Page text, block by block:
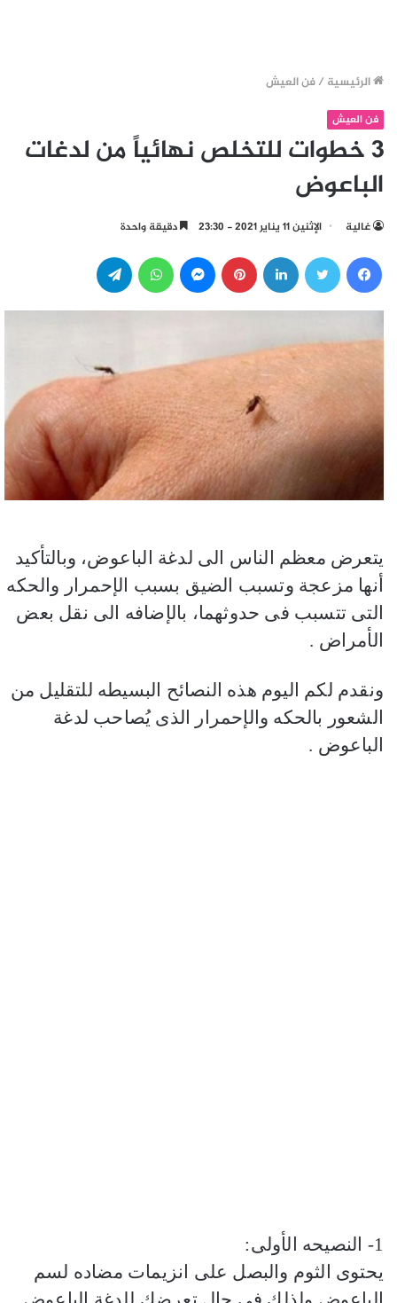
الرئيسية /فن العيش
فن العيش
3 خطوات للتخلص نهائياً من لدغات
الباعوض
غالية الإثنين 11 يناير 2021 - 23:30 دقيقة واحدة
يتعرض معظم الناس الى لدغة الباعوض، وبالتأكيد
أنها مزعجة وتسبب الضيق بسبب الإحمرار والحكه
التى تتسبب فى حدوثهما، بالإضافه الى نقل بعض
الأمراض .
ونقدم لكم اليوم هذه النصائح البسيطه للتقليل من
الشعور بالحكه والإحمرار الذى يُصاحب لدغة
الباعوض .
1- النصيحه الأولى:
يحتوى الثوم والبصل على انزيمات مضاده لسم